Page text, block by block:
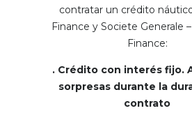
contratar un crédito
Finance y Societe Generale
Finance:
. Crédito con interés fijo.
sorpresas durante la
contrato